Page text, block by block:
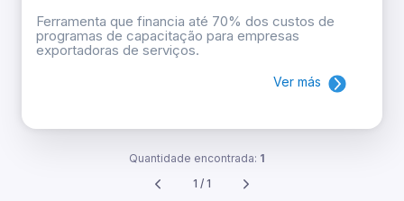
Ferramenta que financia até 70% dos custos de
programas de capacitação para empresas
exportadoras de serviços.
Ver más
Quantidade encontrada: 1
1 / 1